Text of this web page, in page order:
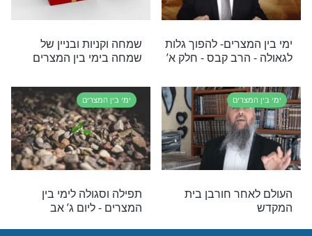
בָּשָׂר
תפילה וסגולה לימי בין
המצרים - ליום ד’ אב
להסתפר או
המצרים?
איסורים החלים בשבוע שחל
בו תשעה באב